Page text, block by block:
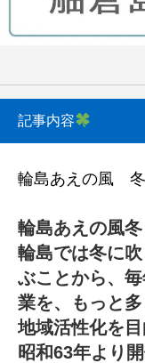
記事内容
輪島あえの風
輪島あえの風
輪島では冬に
ぶことから、
業を、もっと
地域活性化を目
昭和63年より